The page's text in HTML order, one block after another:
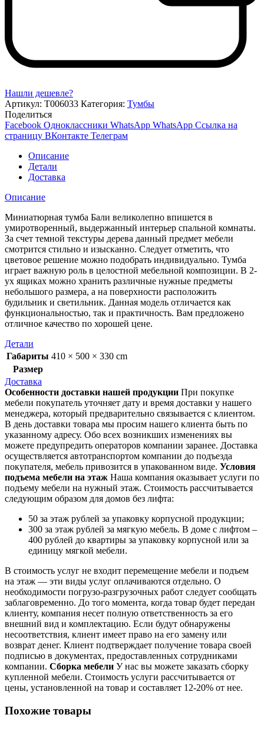
Нашли дешевле?
Артикул: Т006033 Категория: Тумбы
Поделиться
Facebook Одноклассники WhatsApp WhatsApp Ссылка на
страницу ВКонтакте Телеграм
Описание
Детали
Доставка
Описание
Миниатюрная тумба Бали великолепно впишется в
умиротворенный, выдержанный интерьер спальной комнаты.
За счет темной текстуры дерева данный предмет мебели
смотрится стильно и изысканно. Следует отметить, что
цветовое решение можно подобрать индивидуально. Тумба
играет важную роль в целостной мебельной композиции. В 2-
ух ящиках можно хранить различные нужные предметы
небольшого размера, а на поверхности расположить
будильник и светильник. Данная модель отличается как
функциональностью, так и практичность. Вам предложено
отличное качество по хорошей цене.
Детали
Габариты 410 × 500 × 330 cm
Размер
Доставка
Особенности доставки нашей продукции При покупке
мебели покупатель уточняет дату и время доставки у нашего
менеджера, который предварительно связывается с клиентом.
В день доставки товара мы просим нашего клиента быть по
указанному адресу. Обо всех возникших изменениях вы
можете предупредить операторов компании заранее. Доставка
осуществляется автотранспортом компании до подъезда
покупателя, мебель привозится в упакованном виде. Условия
подъема мебели на этаж Наша компания оказывает услуги по
подъему мебели на нужный этаж. Стоимость рассчитывается
следующим образом для домов без лифта:
50 за этаж рублей за упаковку корпусной продукции;
300 за этаж рублей за мягкую мебель. В доме с лифтом –
400 рублей до квартиры за упаковку корпусной или за
единицу мягкой мебели.
В стоимость услуг не входит перемещение мебели и подъем
на этаж — эти виды услуг оплачиваются отдельно. О
необходимости погрузо-разгрузочных работ следует сообщать
заблаговременно. До того момента, когда товар будет передан
клиенту, компания несет полную ответственность за его
внешний вид и комплектацию. Если будут обнаружены
несоответствия, клиент имеет право на его замену или
возврат денег. Клиент подтверждает получение товара своей
подписью в документах, предоставленных сотрудниками
компании. Сборка мебели У нас вы можете заказать сборку
купленной мебели. Стоимость услуги рассчитывается от
цены, установленной на товар и составляет 12-20% от нее.
Похожие товары